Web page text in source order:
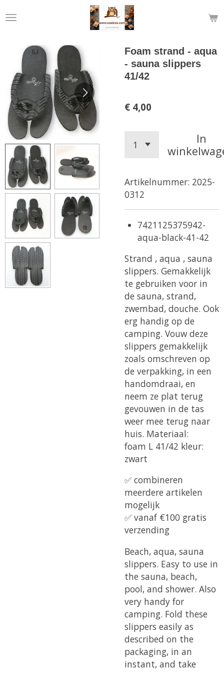
direct
hoofdinhoud
Foam strand - aqua
- sauna slippers
41/42
€ 4,00
In
Artikelnummer: 2025-
0312
7421125375942-
aqua-black-41-42
Strand , aqua , sauna
slippers. Gemakkelijk
te gebruiken voor in
de sauna, strand,
zwembad, douche. Ook
erg handig op de
camping. Vouw deze
slippers gemakkelijk
zoals omschreven op
de verpakking, in een
handomdraai, en
neem ze plat terug
gevouwen in de tas
weer mee terug naar
huis. Materiaal:
foam L 41/42 kleur:
zwart
✅ combineren
meerdere artikelen
mogelijk
✅ vanaf €100 gratis
verzending
Beach, aqua, sauna
slippers. Easy to use in
the sauna, beach,
pool, and shower. Also
very handy for
camping. Fold these
slippers easily as
described on the
packaging, in an
instant, and take